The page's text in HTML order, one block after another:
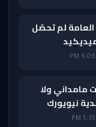
لم تحصّل
مامداني ولا
نيويورك